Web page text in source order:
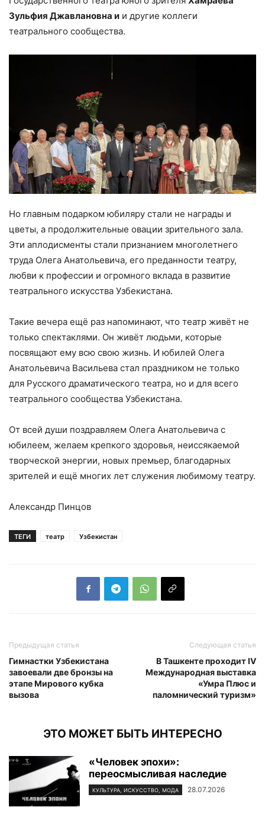
Зульфия Джавлановна и и другие коллеги
театрального сообщества.
Но главным подарком юбиляру стали не награды и
цветы, а продолжительные овации зрительного зала.
Эти аплодисменты стали признанием многолетнего
труда Олега Анатольевича, его преданности театру,
любви к профессии и огромного вклада в развитие
театрального искусства Узбекистана.
Такие вечера ещё раз напоминают, что театр живёт не
только спектаклями. Он живёт людьми, которые
посвящают ему всю свою жизнь. И юбилей Олега
Анатольевича Васильева стал праздником не только
для Русского драматического театра, но и для всего
театрального сообщества Узбекистана.
От всей души поздравляем Олега Анатольевича с
юбилеем, желаем крепкого здоровья, неиссякаемой
творческой энергии, новых премьер, благодарных
зрителей и ещё многих лет служения любимому театру.
Александр Пинцов
ТЕГИ театр Узбекистан
Предыдущая статья
Гимнастки Узбекистана
завоевали две бронзы на
этапе Мирового кубка
вызова
Следующая статья
В Ташкенте проходит IV
Международная выставка
«Умра Плюс и
паломнический туризм»
ЭТО МОЖЕТ БЫТЬ ИНТЕРЕСНО
«Человек эпохи»:
переосмысливая наследие
КУЛЬТУРА, ИСКУССТВО, МОДА 28.07.2026